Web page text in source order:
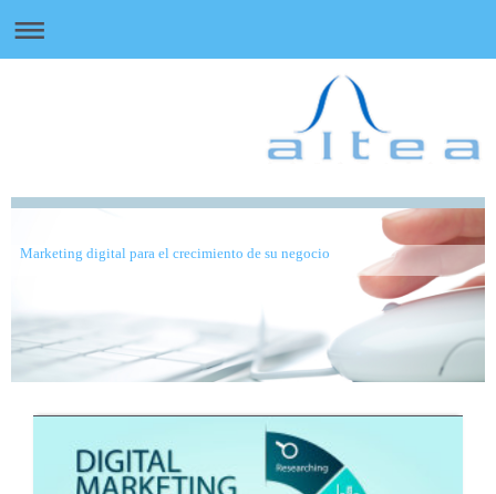
Marketing digital para el crecimiento de su negocio